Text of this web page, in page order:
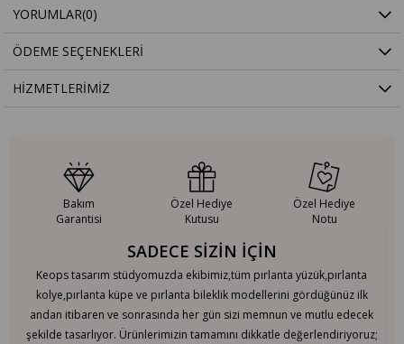
YORUMLAR(0)
ÖDEME SEÇENEKLERI
HIZMETLERIMIZ
SADECE SİZİN İÇİN
Keops tasarım stüdyomuzda ekibimiz,tüm pırlanta yüzük,pırlanta
kolye,pırlanta küpe ve pırlanta bileklik modellerini gördüğünüz ilk
andan itibaren ve sonrasında her gün sizi memnun ve mutlu edecek
şekilde tasarlıyor. Ürünlerimizin tamamını dikkatle değerlendiriyoruz;
Bakım
Garantisi
Özel Hediye
Kutusu
Özel Hediye
Notu